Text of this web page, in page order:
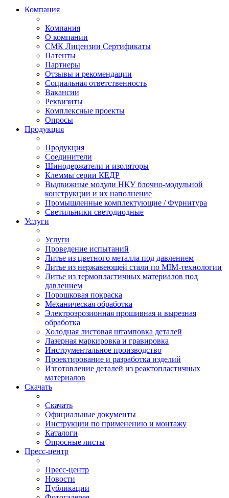
Компания
Компания
О компании
СМК Лицензии Сертификаты
Патенты
Партнеры
Отзывы и рекомендации
Социальная ответственность
Вакансии
Реквизиты
Комплексные проекты
Опросы
Продукция
Продукция
Соединители
Шинодержатели и изоляторы
Клеммы серии КЕДР
Выдвижные модули НКУ блочно-модульной
конструкции и их наполнение
Промышленные комплектующие / Фурнитура
Светильники светодиодные
Услуги
Услуги
Проведение испытаний
Литье из цветного металла под давлением
Литье из нержавеющей стали по MIM-технологии
Литье из термопластичных материалов под
давлением
Порошковая покраска
Механическая обработка
Электроэрозионная прошивная и вырезная
обработка
Холодная листовая штамповка деталей
Лазерная маркировка и гравировка
Инструментальное производство
Проектирование и разработка изделий
Изготовление деталей из реактопластичных
материалов
Скачать
Скачать
Официальные документы
Инструкции по применению и монтажу
Каталоги
Опросные листы
Пресс-центр
Пресс-центр
Новости
Публикации